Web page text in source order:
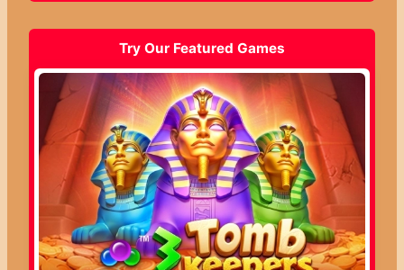
Try Our Featured Games